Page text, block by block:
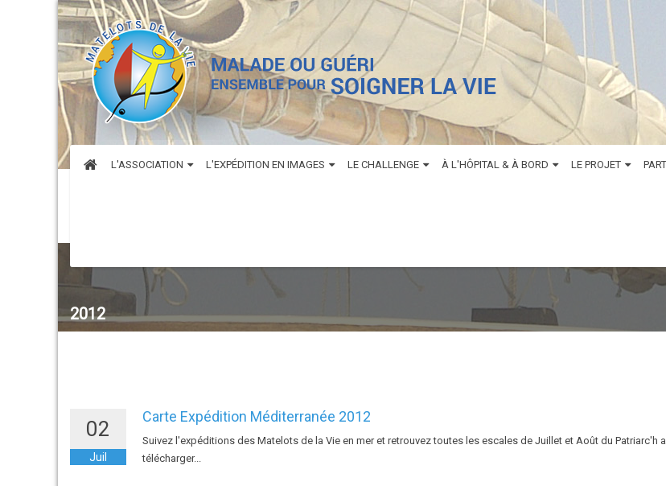
L'ASSOCIATION L'EXPÉDITION EN IMAGES LE CHALLENGE À L'HÔPITAL & À BORD LE PROJET
2012
02
Juil
Carte Expédition Méditerranée 2012
Suivez l'expéditions des Matelots de la Vie en mer et retrouvez toutes les escales de Juillet et Août du Patriarc'h
télécharger...